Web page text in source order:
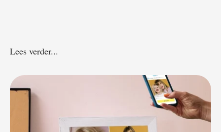
Lees verder...